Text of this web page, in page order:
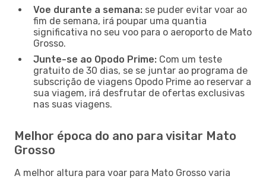
Voe durante a semana: se puder evitar voar ao
fim de semana, irá poupar uma quantia
significativa no seu voo para o aeroporto de Mato
Grosso.
Junte-se ao Opodo Prime: Com um teste
gratuito de 30 dias, se se juntar ao programa de
subscrição de viagens Opodo Prime ao reservar a
sua viagem, irá desfrutar de ofertas exclusivas
nas suas viagens.
Melhor época do ano para visitar Mato
Grosso
A melhor altura para voar para Mato Grosso varia